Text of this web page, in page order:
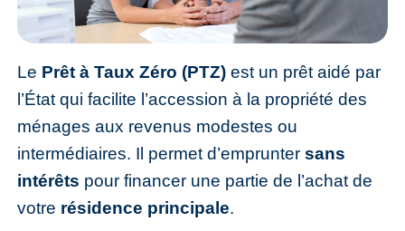
Le Prêt à Taux Zéro (PTZ) est un prêt aidé par
l’État qui facilite l’accession à la propriété des
ménages aux revenus modestes ou
intermédiaires. Il permet d’empruntersans
intérêts pour financer une partie de l’achat de
votre résidence principale.